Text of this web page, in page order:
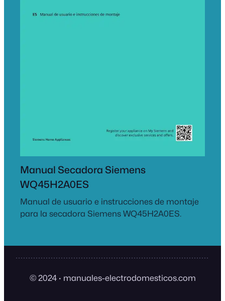
Manual Secadora Siemens
WQ45H2A0ES
Manual de usuario e instrucciones de montaje
para la secadora Siemens WQ45H2A0ES.
© 2024 · manuales-electrodomesticos.com